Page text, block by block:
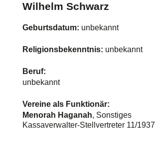
Wilhelm Schwarz
Geburtsdatum: unbekannt
Religionsbekenntnis: unbekannt
Beruf:
unbekannt
Vereine als Funktionär:
Menorah Haganah, Sonstiges
Kassaverwalter-Stellvertreter 11/1937